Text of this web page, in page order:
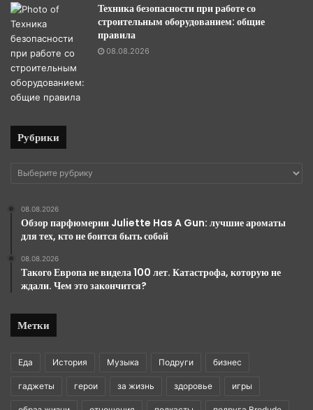
Техника безопасности при работе со
строительным оборудованием: общие
правила
08.08.2026
Рубрики
Рубрики
08.08.2026
Обзор парфюмерии Juliette Has A Gun: лучшие ароматы
для тех, кто не боится быть собой
08.08.2026
Такого Европа не видела 100 лет. Катастрофа, которую не
ждали. Чем это закончится?
Метки
Еда История Музыка Подруги бизнес
гаджеты герои за жизнь здоровье игры